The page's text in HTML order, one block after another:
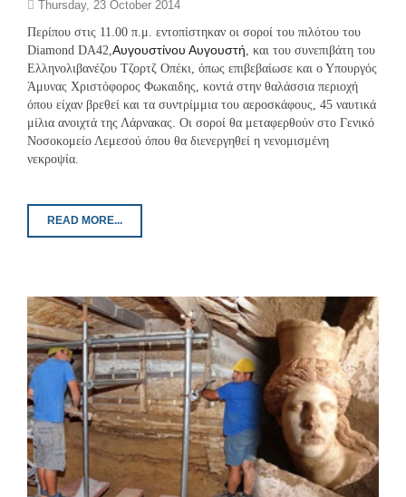
Thursday, 23 October 2014
Περίπου στις 11.00 π.μ. εντοπίστηκαν οι σοροί του πιλότου του
Diamond DA42,Αυγουστίνου Αυγουστή, και του συνεπιβάτη του
Ελληνολιβανέζου Τζορτζ Οπέκι, όπως επιβεβαίωσε και ο Υπουργός
Άμυνας Χριστόφορος Φωκαιδης, κοντά στην θαλάσσια περιοχή
όπου είχαν βρεθεί και τα συντρίμμια του αεροσκάφους, 45 ναυτικά
μίλια ανοιχτά της Λάρνακας. Οι σοροί θα μεταφερθούν στο Γενικό
Νοσοκομείο Λεμεσού όπου θα διενεργηθεί η νενομισμένη
νεκροψία.
READ MORE...